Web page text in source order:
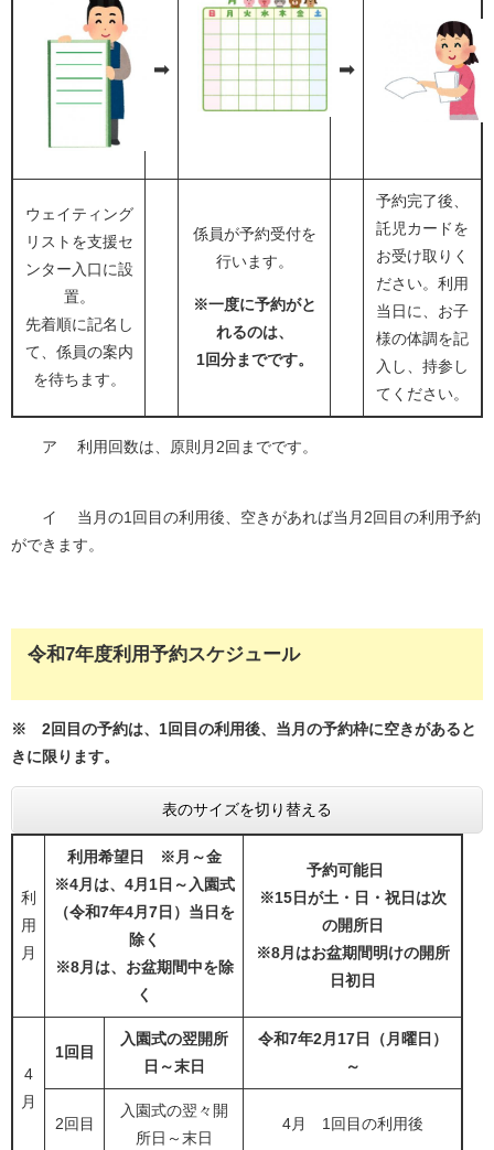
➡ ➡
ウェイティング
リストを支援セ
ンター入口に設
置。
先着順に記名し
て、係員の案内
を待ちます。
係員が予約受付を
行います。
※一度に予約がと
れるのは、
1回分までです。
予約完了後、
託児カードを
お受け取りく
ださい。利用
当日に、お子
様の体調を記
入し、持参し
てください。
ア 利用回数は、原則月2回までです。
イ 当月の1回目の利用後、空きがあれば当月2回目の利用予約
ができます。
令和7年度利用予約スケジュール
※ 2回目の予約は、1回目の利用後、当月の予約枠に空きがあると
きに限ります。
表のサイズを切り替える
利
用
月
利用希望日 ※月～金
※4月は、4月1日～入園式
（令和7年4月7日）当日を
除く
※8月は、お盆期間中を除
く
予約可能日
※15日が土・日・祝日は次
の開所日
※8月はお盆期間明けの開所
日初日
4
月
1回目
入園式の翌開所
日～末日
令和7年2月17日（月曜日）
～
2回目
入園式の翌々開
所日～末日
4月 1回目の利用後